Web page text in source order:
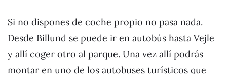
Si no dispones de coche propio no pasa nada.
Desde Billund se puede ir en autobús hasta Vejle
y allí coger otro al parque. Una vez allí podrás
montar en uno de los autobuses turísticos que